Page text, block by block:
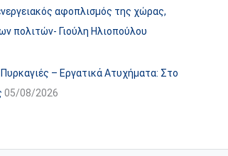
αφοπλισμός της χώρας,
πολιτών- Γιούλη Ηλιοπούλου
– Εργατικά Ατυχήματα: Στο
05/08/2026